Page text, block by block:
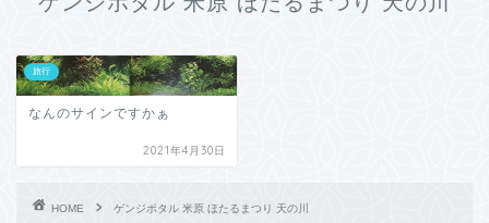
旅行
なんのサインですかぁ
2021年4月30日
HOME ゲンジボタル 米原 ほたるまつり 天の川